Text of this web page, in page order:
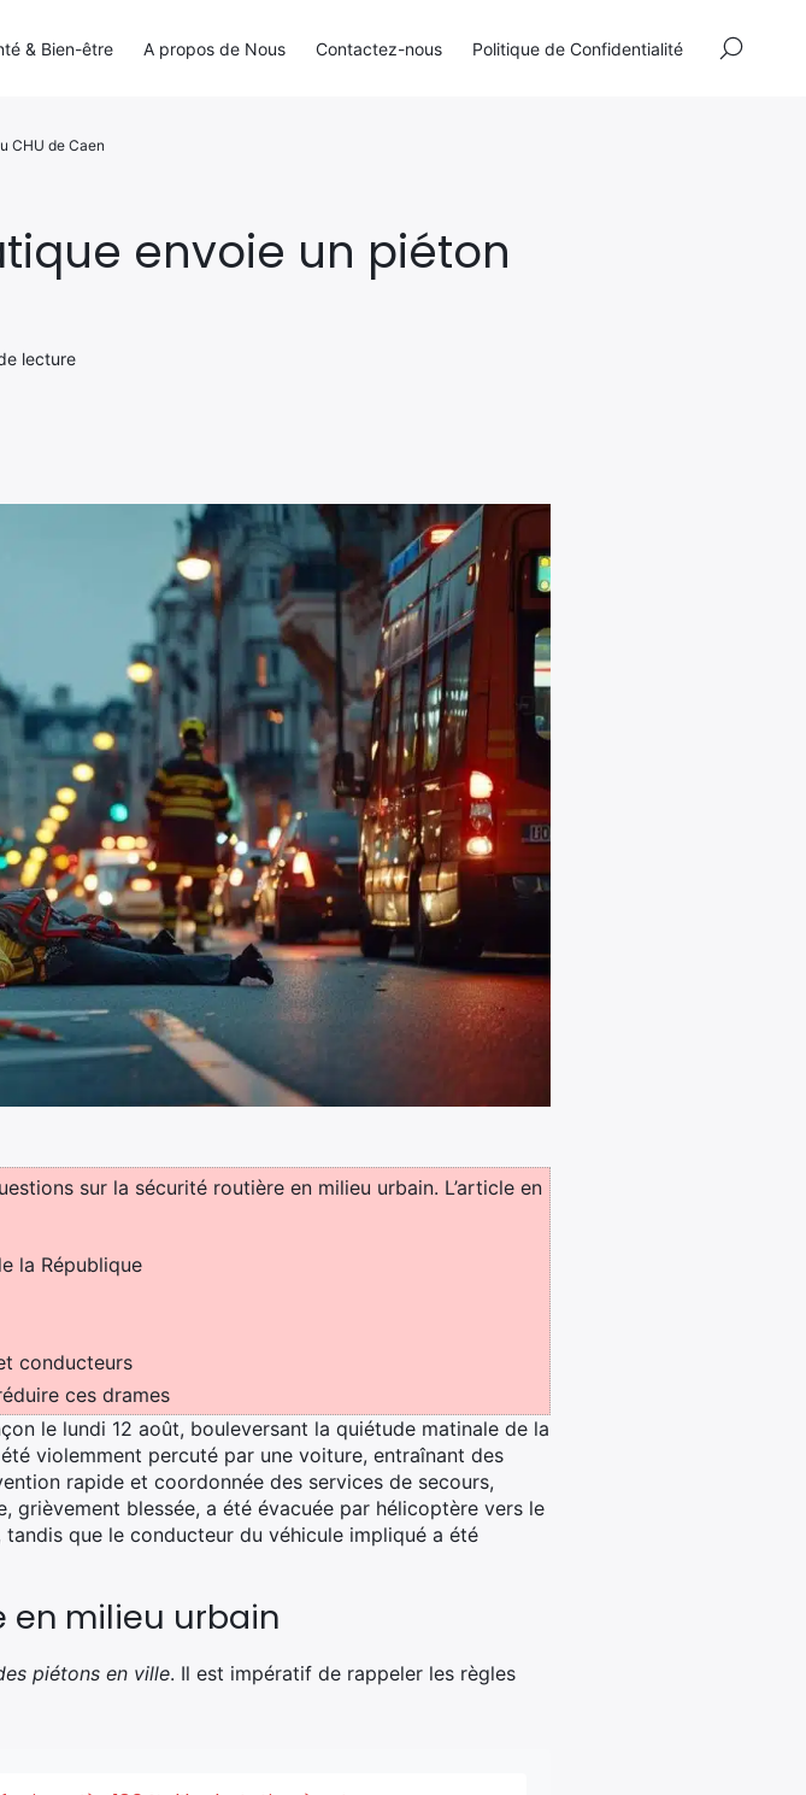
envoie un piéton
lecture
CHU de Caen
sur la sécurité routière en milieu urbain. L’article en
la République
conducteurs
ces drames
le lundi 12 août, bouleversant la quiétude matinale de la
violemment percuté par une voiture, entraînant des
rapide et coordonnée des services de secours,
grièvement blessée, a été évacuée par hélicoptère vers le
que le conducteur du véhicule impliqué a été
en milieu urbain
piétons en ville. Il est impératif de rappeler les règles
& Bien-être A propos de Nous Contactez-nous Politique de Confidentialité